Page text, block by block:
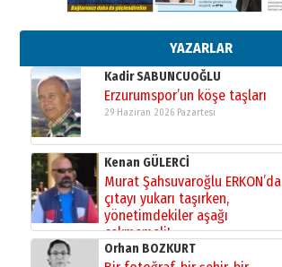
YAZARLAR
Başkan Sekmen’den Erzurum’a
bir vizyon proje daha!
02 Ağustos 2026 Pazar
Kadir SABUNCUOĞLU
Erzurumspor’un köşe taşları
29 Haziran 2026 Pazartesi
Kenan GÜLERCİ
Murat Şahsuvaroğlu ERKON’da
çıtayı yukarı taşırken,
yönetimdekiler aşağı
çekmemeli!
17 Şubat 2026 SalıOrhan BOZKURT